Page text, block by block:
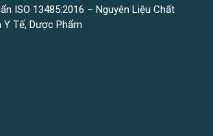
ISO 13485:2016 – Nguyên Liệu Chất
Tế, Dược Phẩm